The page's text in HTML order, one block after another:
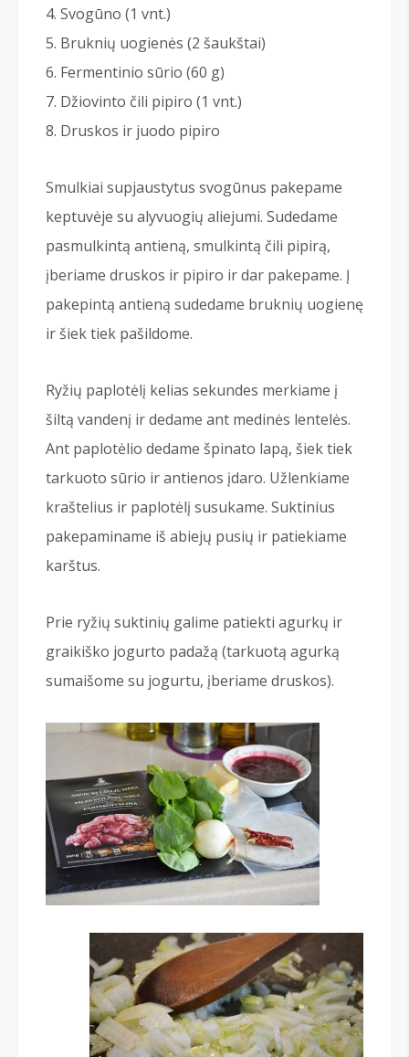
Svogūno (1 vnt.)
Bruknių uogienės (2 šaukštai)
Fermentinio sūrio (60 g)
Džiovinto čili pipiro (1 vnt.)
Druskos ir juodo pipiro
Smulkiai supjaustytus svogūnus pakepame
keptuvėje su alyvuogių aliejumi. Sudedame
pasmulkintą antieną, smulkintą čili pipirą,
įberiame druskos ir pipiro ir dar pakepame. Į
pakepintą antieną sudedame bruknių uogienę
ir šiek tiek pašildome.
Ryžių paplotėlį kelias sekundes merkiame į
šiltą vandenį ir dedame ant medinės lentelės.
Ant paplotėlio dedame špinato lapą, šiek tiek
tarkuoto sūrio ir antienos įdaro. Užlenkiame
kraštelius ir paplotėlį susukame. Suktinius
pakepaminame iš abiejų pusių ir patiekiame
karštus.
Prie ryžių suktinių galime patiekti agurkų ir
graikiško jogurto padažą (tarkuotą agurką
sumaišome su jogurtu, įberiame druskos).